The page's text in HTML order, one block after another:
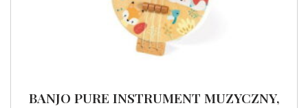
BANJO PURE INSTRUMENT MUZYCZNY,